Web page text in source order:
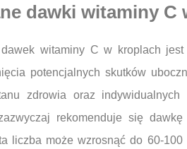
dawki witaminy C
witaminy C w kroplach
potencjalnych skutków
zdrowia oraz
rekomenduje się
liczba może wzrosnąć do 60-